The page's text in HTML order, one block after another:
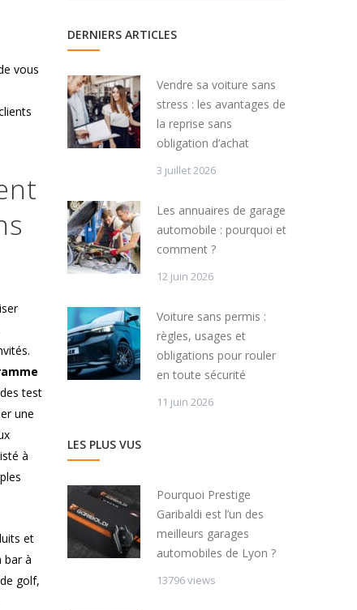
vous
test
une
à
et
bar à
golf,
DERNIERS ARTICLES
Vendre sa voiture sans
stress : les avantages de
la reprise sans
obligation d’achat
3 juillet 2026
Les annuaires de garage
automobile : pourquoi et
comment ?
12 juin 2026
Voiture sans permis :
règles, usages et
obligations pour rouler
en toute sécurité
11 juin 2026
LES PLUS VUS
Pourquoi Prestige
Garibaldi est l’un des
meilleurs garages
automobiles de Lyon ?
13796 views